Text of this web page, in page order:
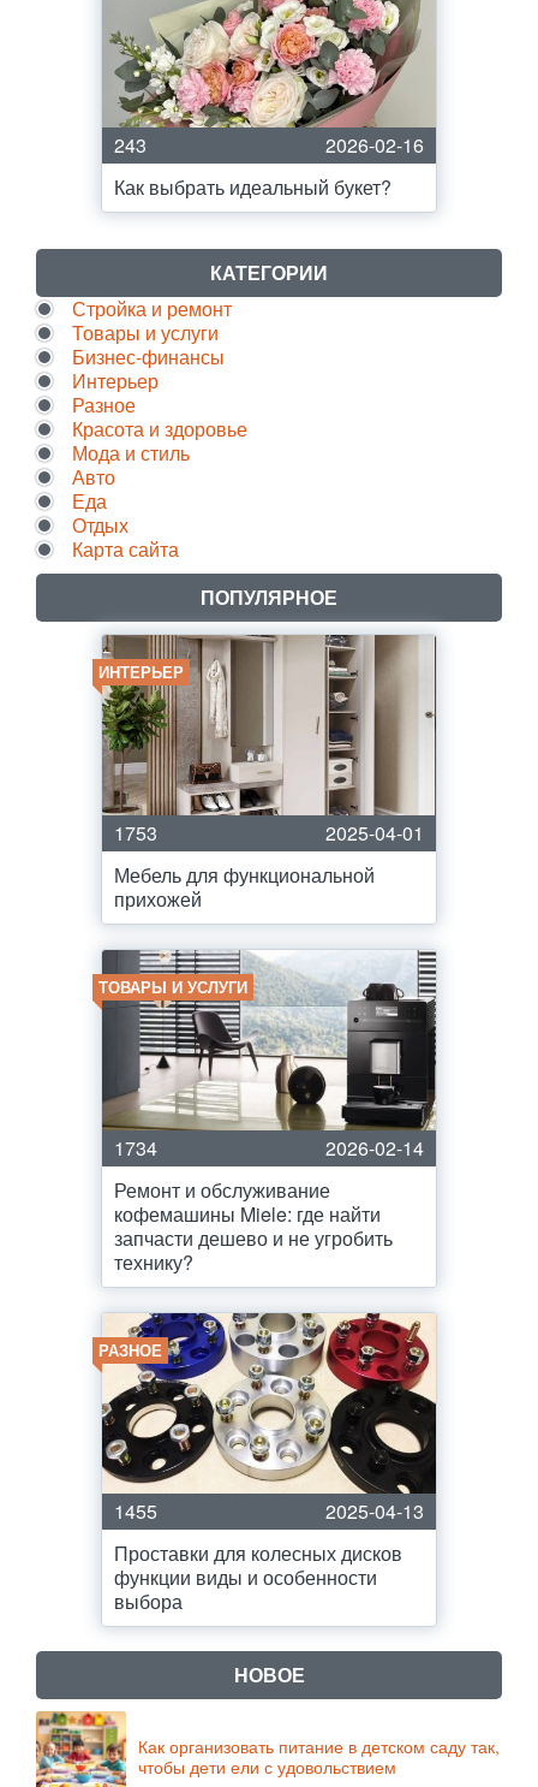
243
2026-02-16
Как выбрать идеальный букет?
КАТЕГОРИИ
Стройка и ремонт
Товары и услуги
Бизнес-финансы
Интерьер
Разное
Красота и здоровье
Мода и стиль
Авто
Еда
Отдых
Карта сайта
ПОПУЛЯРНОЕ
ИНТЕРЬЕР
1753
2025-04-01
Мебель для функциональной
прихожей
ТОВАРЫ И УСЛУГИ
1734
2026-02-14
Ремонт и обслуживание
кофемашины Miele: где найти
запчасти дешево и не угробить
технику?
РАЗНОЕ
1455
2025-04-13
Проставки для колесных дисков
функции виды и особенности
выбора
НОВОЕ
Как организовать питание в детском саду так,
чтобы дети ели с удовольствием